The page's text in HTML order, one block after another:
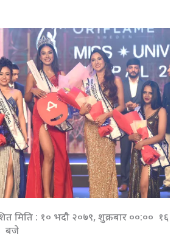
मिति : १० भदौ २०७९, शुक्रबार ००:०० १६
बजे